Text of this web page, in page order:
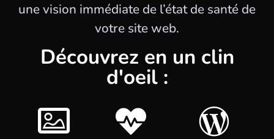
une vision immédiate de l’état de santé de
votre site web.
Découvrez en un clin
d'oeil :